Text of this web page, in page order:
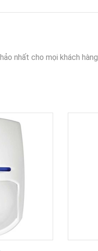
nhất cho mọi khách hàng